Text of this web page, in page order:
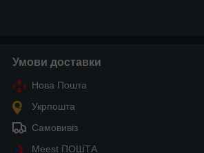
Умови доставки
Нова Пошта
Укрпошта
Самовивіз
Meest ПОШТА